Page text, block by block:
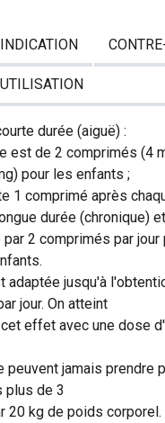
INDICATION
durée (aiguë) :
est de 2 comprimés (4
pour les enfants ;
1 comprimé après
durée (chronique)
par 2 comprimés par
adaptée jusqu'à
jour. On atteint
effet avec une dose
peuvent jamais prendre
plus de 3
20 kg de poids